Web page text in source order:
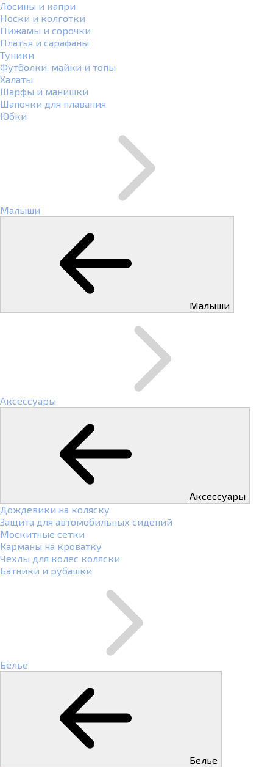
Лосины и капри
Носки и колготки
Пижамы и сорочки
Платья и сарафаны
Туники
Футболки, майки и топы
Халаты
Шарфы и манишки
Шапочки для плавания
Юбки
Малыши
Малыши
Аксессуары
Аксессуары
Дождевики на коляску
Защита для автомобильных сидений
Москитные сетки
Карманы на кроватку
Чехлы для колес коляски
Батники и рубашки
Белье
Белье